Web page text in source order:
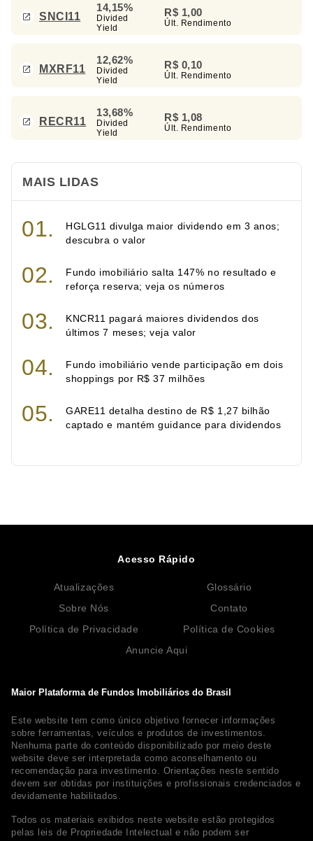
SNCI11
14,15%
Divided
Yield
R$ 1,00
Últ. Rendimento
MXRF11
12,62%
Divided
Yield
R$ 0,10
Últ. Rendimento
RECR11
13,68%
Divided
Yield
R$ 1,08
Últ. Rendimento
MAIS LIDAS
HGLG11 divulga maior dividendo em 3 anos;
descubra o valor
Fundo imobiliário salta 147% no resultado e
reforça reserva; veja os números
KNCR11 pagará maiores dividendos dos
últimos 7 meses; veja valor
Fundo imobiliário vende participação em dois
shoppings por R$ 37 milhões
GARE11 detalha destino de R$ 1,27 bilhão
captado e mantém guidance para dividendos
Maior Plataforma de Fundos Imobiliários do Brasil
Este website tem como único objetivo fornecer informações
sobre ferramentas, veículos e produtos de investimentos.
Nenhuma parte do conteúdo disponibilizado por meio deste
website deve ser interpretada como aconselhamento ou
recomendação para investimento. Orientações neste sentido
devem ser obtidas por instituições e profissionais credenciados e
devidamente habilitados.
Todos os materiais exibidos neste website estão protegidos
pelas leis de Propriedade Intelectual e não podem ser
Acesso Rápido
Atualizações
Glossário
Sobre Nós
Contato
Política de Privacidade
Política de Cookies
Anuncie Aqui